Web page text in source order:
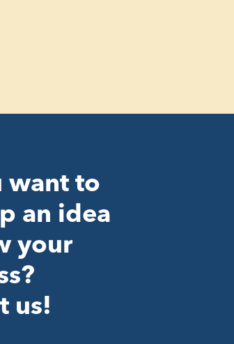
want to
an idea
your
us!